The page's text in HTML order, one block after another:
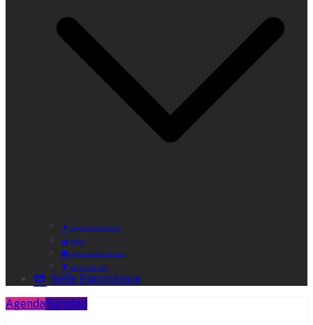
Lugares de Interés
Rutas
Alojamientos Rurales
Museo del Vino
Sede Electrónica
AgendaSanidad